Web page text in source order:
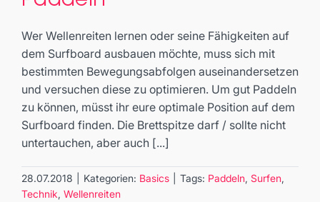
Basics
Wer Wellenreiten lernen oder seine Fähigkeiten auf
dem Surfboard ausbauen möchte, muss sich mit
bestimmten Bewegungsabfolgen auseinandersetzen
und versuchen diese zu optimieren. Um gut Paddeln
zu können, müsst ihr eure optimale Position auf dem
Surfboard finden. Die Brettspitze darf / sollte nicht
untertauchen, aber auch [...]
28.07.2018 Kategorien: Basics Tags: Paddeln, Surfen,
Technik, Wellenreiten